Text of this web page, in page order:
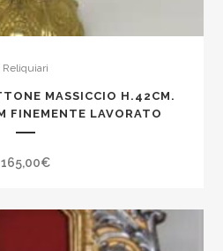
Reliquiari
MASSICCIO H.42CM.
FINEMENTE LAVORATO
165,00€